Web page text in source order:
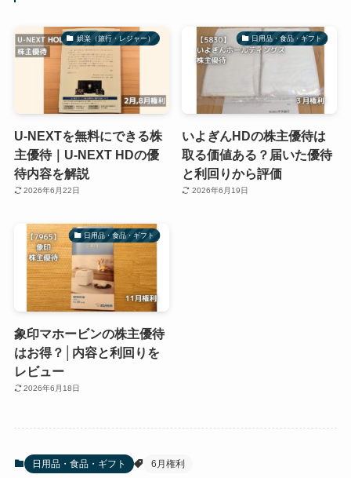
娯楽（旅行・レジャー）
U-NEXTを無料にできる株
主優待｜U-NEXT HDの優
待内容を解説
2026年6月22日
日用品・食品・ギフト
いよぎんHDの株主優待は
取る価値ある？届いた優待
と利回りから評価
2026年6月19日
日用品・食品・ギフト
象印マホービンの株主優待
はお得？│内容と利回りを
レビュー
2026年6月18日
日用品・食品・ギフト 6月権利